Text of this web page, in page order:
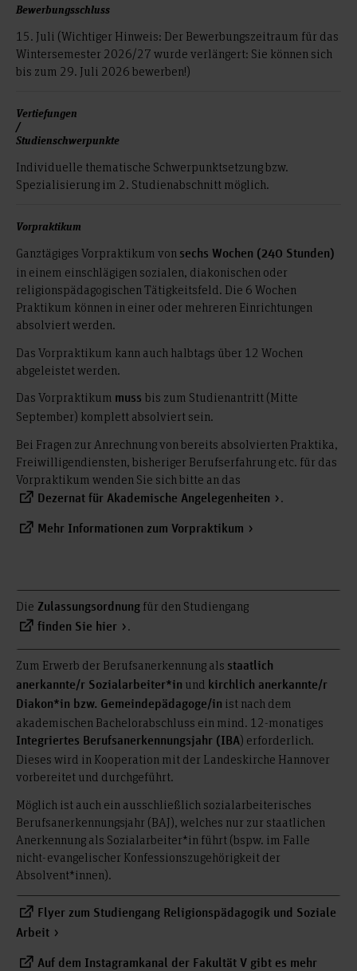
Bewerbungsschluss
15. Juli (Wichtiger Hinweis: Der Bewerbungszeitraum für das
Wintersemester 2026/27 wurde verlängert: Sie können sich
bis zum 29. Juli 2026 bewerben!)
Vertiefungen
/
Studienschwerpunkte
Individuelle thematische Schwerpunktsetzung bzw.
Spezialisierung im 2. Studienabschnitt möglich.
Vorpraktikum
Ganztägiges Vorpraktikum von sechs Wochen (240 Stunden)
in einem einschlägigen sozialen, diakonischen oder
religionspädagogischen Tätigkeitsfeld. Die 6 Wochen
Praktikum können in einer oder mehreren Einrichtungen
absolviert werden.
Das Vorpraktikum kann auch halbtags über 12 Wochen
abgeleistet werden.
Das Vorpraktikum muss bis zum Studienantritt (Mitte
September) komplett absolviert sein.
Bei Fragen zur Anrechnung von bereits absolvierten Praktika,
Freiwilligendiensten, bisheriger Berufserfahrung etc. für das
Vorpraktikum wenden Sie sich bitte an das
Dezernat für Akademische Angelegenheiten .
Mehr Informationen zum Vorpraktikum
Die Zulassungsordnung für den Studiengang
finden Sie hier .
Zum Erwerb der Berufsanerkennung als staatlich
anerkannte/r Sozialarbeiter*in und kirchlich anerkannte/r
Diakon*in bzw. Gemeindepädagoge/in ist nach dem
akademischen Bachelorabschluss ein mind. 12-monatiges
Integriertes Berufsanerkennungsjahr (IBA) erforderlich.
Dieses wird in Kooperation mit der Landeskirche Hannover
vorbereitet und durchgeführt.
Möglich ist auch ein ausschließlich sozialarbeiterisches
Berufsanerkennungsjahr (BAJ), welches nur zur staatlichen
Anerkennung als Sozialarbeiter*in führt (bspw. im Falle
nicht-evangelischer Konfessionszugehörigkeit der
Absolvent*innen).
Flyer zum Studiengang Religionspädagogik und Soziale
Arbeit
Auf dem Instagramkanal der Fakultät V gibt es mehr